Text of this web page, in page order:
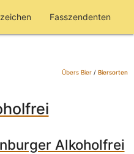
Fasszendenten
Übers Bier/ Biersorten
Alkoholfrei